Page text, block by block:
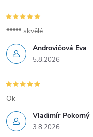
Androvičová Eva
5.8.2026
***** skvělé.
Vladimír Pokorný
3.8.2026
Ok